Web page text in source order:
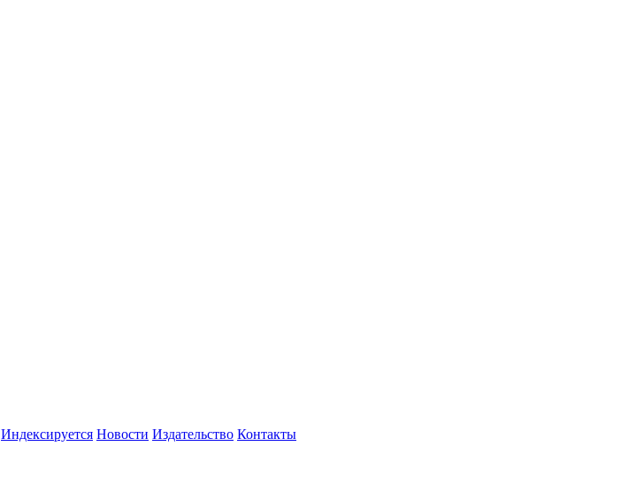
Индекcируется Новости Издательство Контакты